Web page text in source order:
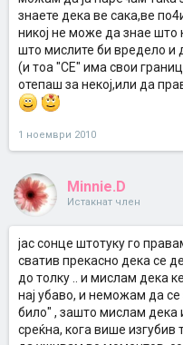
знаете дека ве сака,ве
никој не може да знае што
што мислите би вредело и
(и тоа "СЕ" има свои
отепаш за некој,или да
1 ноември 2010
Minnie.D
Истакнат член
јас сонце штотуку го
сватив прекасно дека се
до толку .. и мислам дека
нај убаво, и неможам да
било" , зашто мислам дека
среќна, кога више изгубив